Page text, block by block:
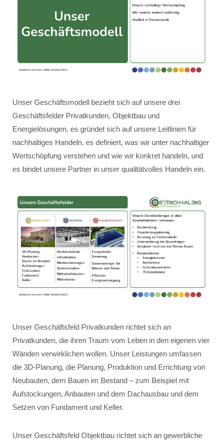
Unser Geschäftsmodell bezieht sich auf unsere drei
Geschäftsfelder Privatkunden, Objektbau und
Energielösungen, es gründet sich auf unsere Leitlinien für
nachhaltiges Handeln, es definiert, was wir unter nachhaltiger
Wertschöpfung verstehen und wie wir konkret handeln, und
es bindet unsere Partner in unser qualitätvolles Handeln ein.
Unser Geschäftsfeld Privatkunden richtet sich an
Privatkunden, die ihren Traum vom Leben in den eigenen vier
Wänden verwirklichen wollen. Unser Leistungen umfassen
die 3D-Planung, die Planung, Produktion und Errichtung von
Neubauten, dem Bauen im Bestand – zum Beispiel mit
Aufstockungen, Anbauten und dem Dachausbau und dem
Setzen von Fundament und Keller.
Unser Geschäftsfeld Objektbau richtet sich an gewerbliche